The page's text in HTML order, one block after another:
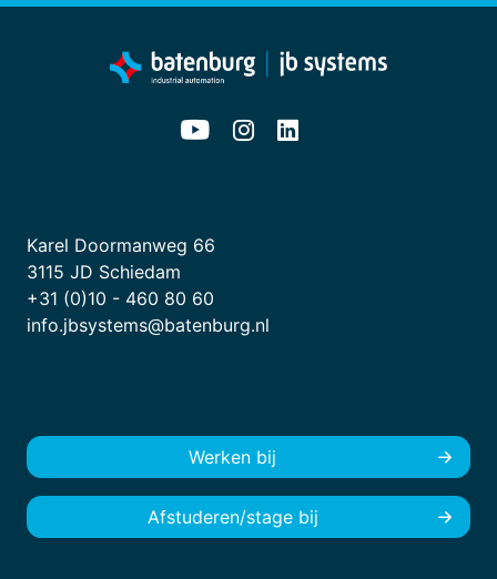
Karel Doormanweg 66
3115 JD Schiedam
+31 (0)10 - 460 80 60
info.jbsystems@batenburg.nl
Werken bij
Afstuderen/stage bij